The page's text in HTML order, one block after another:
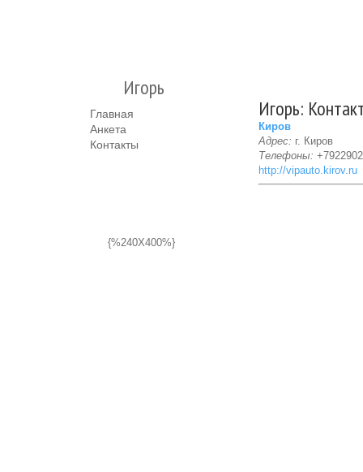
Игорь
Главная
Анкета
Контакты
{%240X400%}
Игорь:
Киров
Адрес: г. Киров
Телефоны:
http://vipauto.kirov.ru